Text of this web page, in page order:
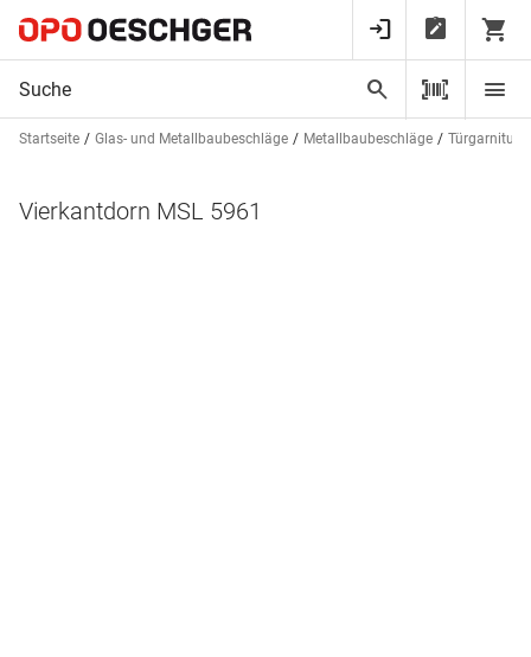
Startseite Glas- und Metallbaubeschläge Metallbaubeschläge
Vierkantdorn MSL 5961